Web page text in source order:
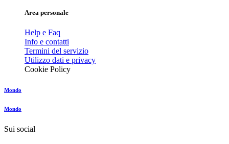
Area personale
Help e Faq
Info e contatti
Termini del servizio
Utilizzo dati e privacy
Cookie Policy
Mondo
Mondo
Sui social